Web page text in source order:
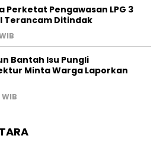
Perketat Pengawasan LPG 3
Terancam Ditindak
Bantah Isu Pungli
Minta Warga Laporkan